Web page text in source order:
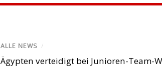
ALLE NEWS /
Ägypten verteidigt bei Junioren-Team-